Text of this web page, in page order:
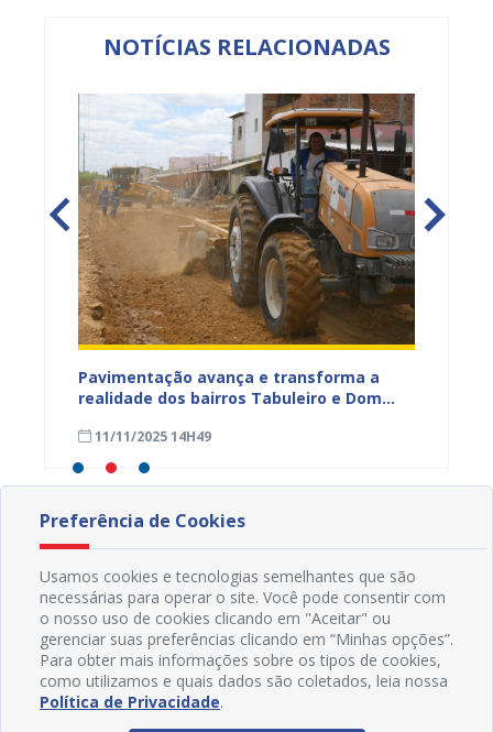
NOTÍCIAS RELACIONADAS
Pavimentação avança e transforma a
realidade dos bairros Tabuleiro e Dom
11/11/2025 14H49
Preferência de Cookies
Usamos cookies e tecnologias semelhantes que são
necessárias para operar o site. Você pode consentir com
o nosso uso de cookies clicando em "Aceitar" ou
gerenciar suas preferências clicando em “Minhas opções”.
Para obter mais informações sobre os tipos de cookies,
como utilizamos e quais dados são coletados, leia nossa
Política de Privacidade.